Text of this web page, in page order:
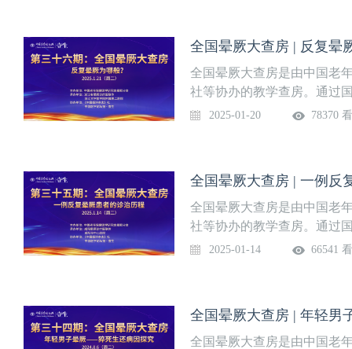
2025年1月28日（周二）查房
全国晕厥大查房 | 反复晕
全国晕厥大查房是由中国老
社等协办的教学查房。通过
见的晕厥病例进行讨论，并
查房专家团：
2025-01-20 78370
全国晕厥大查房 | 一例反
全国晕厥大查房是由中国老
社等协办的教学查房。通过
见的晕厥病例进行讨论，并
（周二）查房专家团：
2025-01-14 66541
全国晕厥大查房 | 年轻
全国晕厥大查房是由中国老